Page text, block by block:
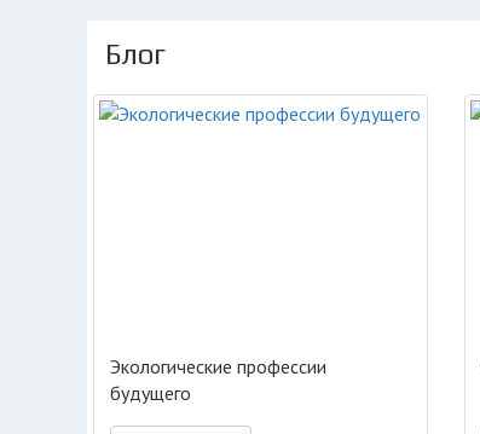
Блог
Экологические профессии
будущего